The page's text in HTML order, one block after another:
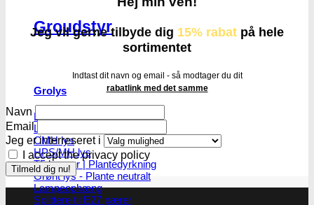
Groudstyr
Grolys
LED pære
LED lamper
CMH lys
HPS/MH lys
T5 lamper | Plantedyrkning
Grønt lys - Plante neutralt
Lampeophæng
Splittere til E27 pærer
Jeg vil gerne tilbyde dig 15% rabat på hele
sortimentet
Indtast dit navn og email - så modtager du dit
rabatlink med det samme
Navn
Email
Jeg er interreseret i
I accept the privacy policy